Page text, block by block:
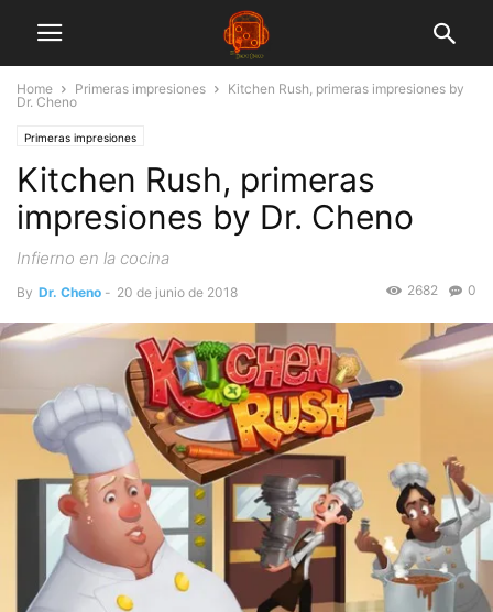
Home Primeras impresiones
Kitchen Rush, primeras impresiones by
Dr. Cheno
Primeras impresiones
Kitchen Rush, primeras
impresiones by Dr. Cheno
Infierno en la cocina
By Dr. Cheno - 20 de junio de 2018 0
2682